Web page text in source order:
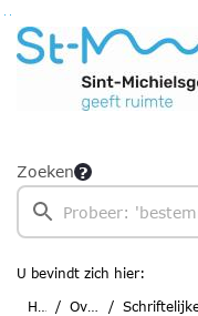
Ga naar de inhoud van deze
Ga naar het zoeken
Ga naar het menu
Zoeken
U bevindt zich hier:
Home
Overzichten Schriftelijke vragen art.